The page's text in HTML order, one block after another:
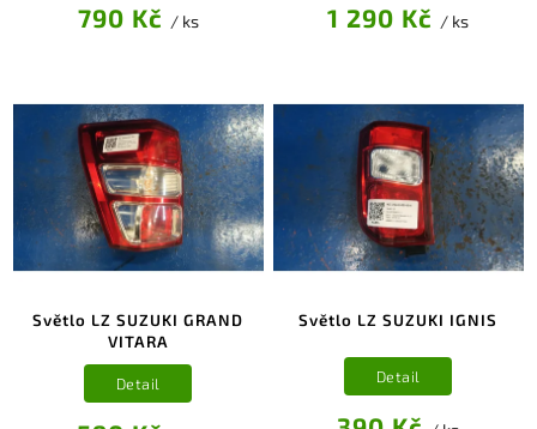
790 Kč / ks 1 290 Kč / ks
Světlo LZ SUZUKI GRAND
VITARA
Detail
Světlo LZ SUZUKI IGNIS
Detail